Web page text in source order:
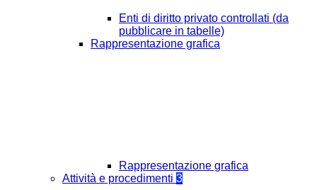
Enti di diritto privato controllati (da
pubblicare in tabelle)
Rappresentazione grafica
Rappresentazione grafica
Attività e procedimenti 3